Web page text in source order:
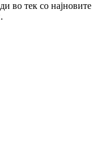
во тек со најновите